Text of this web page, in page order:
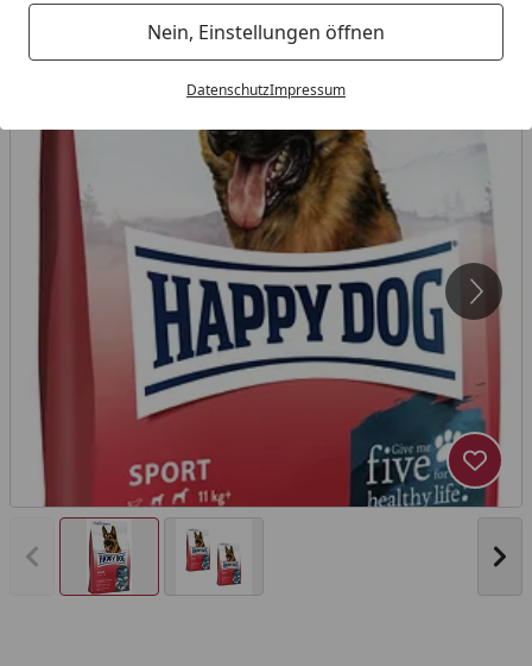
Nein, Einstellungen öffnen
DatenschutzImpressum
Vorheriges Bild anzeigen